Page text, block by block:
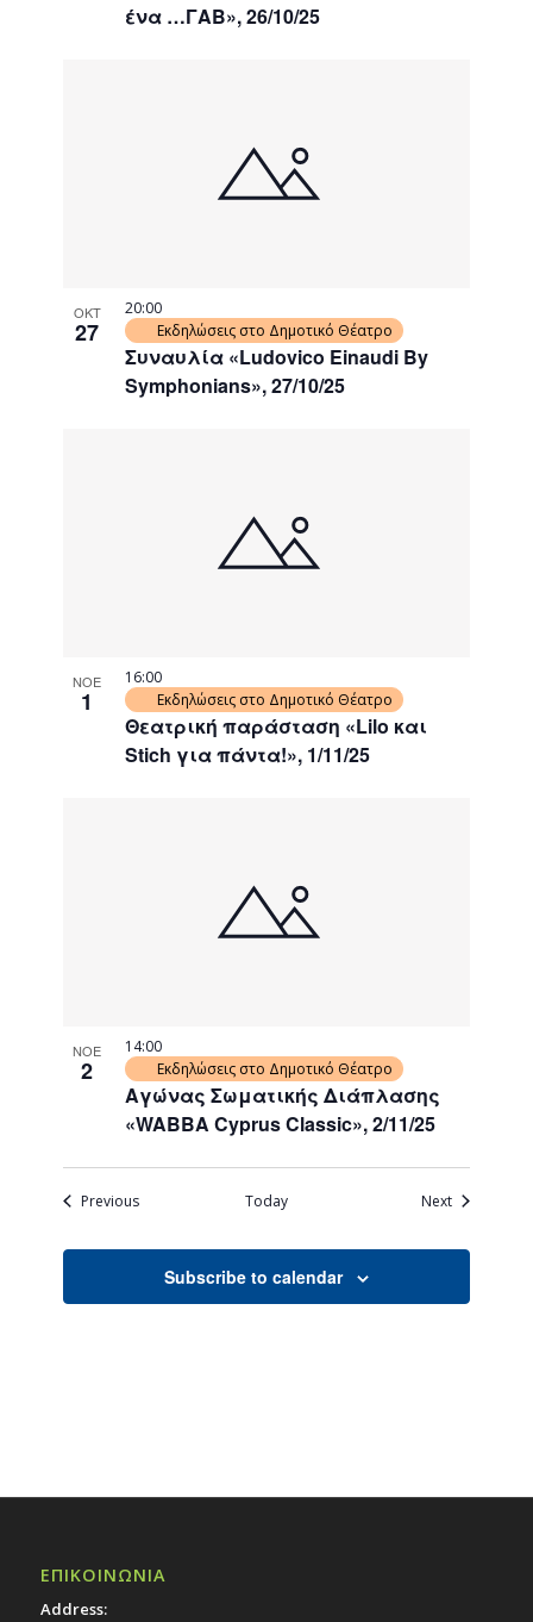
ένα …ΓΑΒ», 26/10/25
ΟΚΤ
27
Συναυλία «Ludovico Einaudi By
Symphonians», 27/10/25
20:00
Εκδηλώσεις στο Δημοτικό Θέατρο
ΝΟΕ
1
Θεατρική παράσταση «Lilo και
Stich για πάντα!», 1/11/25
16:00
Εκδηλώσεις στο Δημοτικό Θέατρο
ΝΟΕ
2
Αγώνας Σωματικής Διάπλασης
«WABBA Cyprus Classic», 2/11/25
14:00
Εκδηλώσεις στο Δημοτικό Θέατρο
PreviousEvents Today NextEvents
Subscribe to calendar
ΕΠΙΚΟΙΝΩΝΙΑ
Address: